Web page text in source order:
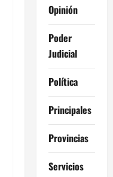
Opinión
Poder
Judicial
Política
Principales
Provincias
Servicios